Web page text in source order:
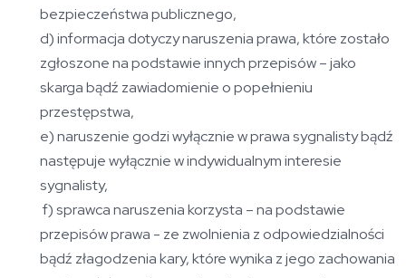
bezpieczeństwa publicznego,
d) informacja dotyczy naruszenia prawa, które zostało
zgłoszone na podstawie innych przepisów – jako
skarga bądź zawiadomienie o popełnieniu
przestępstwa,
e) naruszenie godzi wyłącznie w prawa sygnalisty bądź
następuje wyłącznie w indywidualnym interesie
sygnalisty,
f) sprawca naruszenia korzysta – na podstawie
przepisów prawa - ze zwolnienia z odpowiedzialności
bądź złagodzenia kary, które wynika z jego zachowania